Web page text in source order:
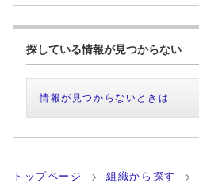
探している情報が見つからない
情報が見つからないときは
トップページ 組織から探す